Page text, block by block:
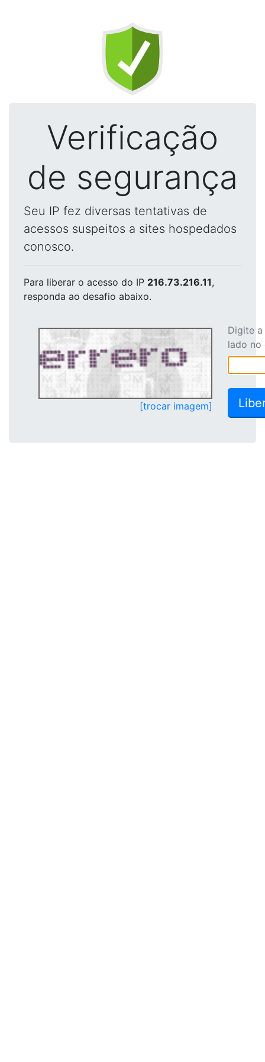
Verificação
de segurança
Seu IP fez diversas tentativas de
acessos suspeitos a sites hospedados
conosco.
Para liberar o acesso do IP 216.73.216.11,
responda ao desafio abaixo.
[trocar imagem]
Digite
lado no